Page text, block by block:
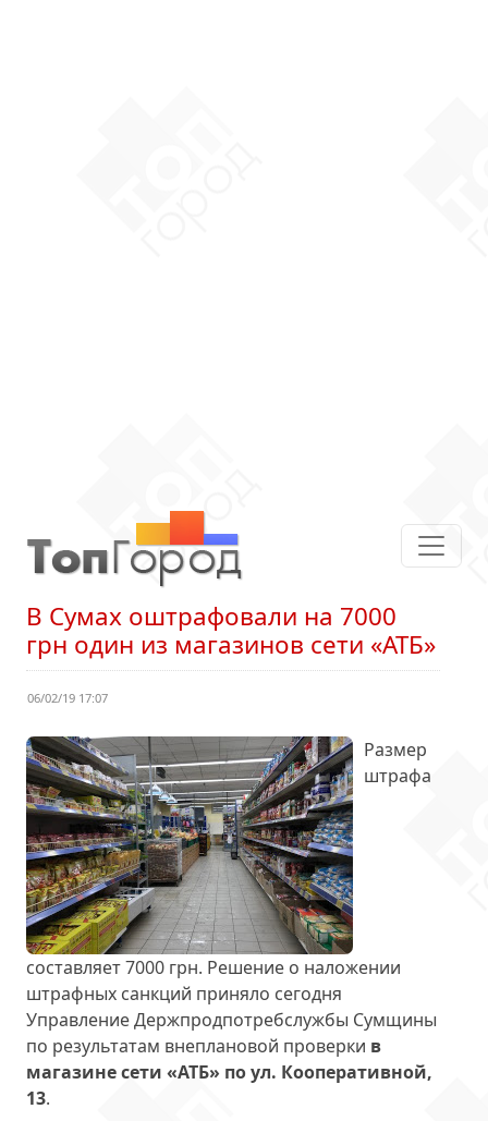
В Сумах оштрафовали на 7000
грн один из магазинов сети «АТБ»
06/02/19 17:07
Размер
штрафа
составляет 7000 грн. Решение о наложении
штрафных санкций приняло сегодня
Управление Держпродпотребслужбы Сумщины
по результатам внеплановой проверки в
магазине сети «АТБ» по ул. Кооперативной,
13.